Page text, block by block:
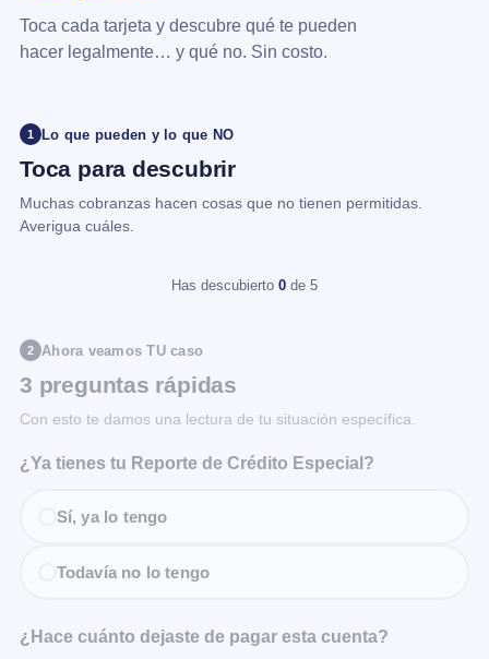
Toca cada tarjeta y descubre qué te pueden
hacer legalmente… y qué no. Sin costo.
1 Lo que pueden y lo que NO
Toca para descubrir
Muchas cobranzas hacen cosas que no tienen permitidas.
Averigua cuáles.
Has descubierto 0 de 5
2 Ahora veamos TU caso
3 preguntas rápidas
Con esto te damos una lectura de tu situación específica.
¿Ya tienes tu Reporte de Crédito Especial?
Sí, ya lo tengo
Todavía no lo tengo
¿Hace cuánto dejaste de pagar esta cuenta?